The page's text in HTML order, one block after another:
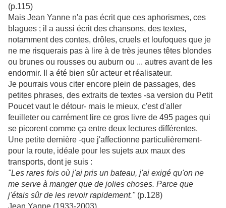
(p.115)
Mais Jean Yanne n'a pas écrit que ces aphorismes, ces
blagues ; il a aussi écrit des chansons, des textes,
notamment des contes, drôles, cruels et loufoques que je
ne me risquerais pas à lire à de très jeunes têtes blondes
ou brunes ou rousses ou auburn ou ... autres avant de les
endormir. Il a été bien sûr acteur et réalisateur.
Je pourrais vous citer encore plein de passages, des
petites phrases, des extraits de textes -sa version du Petit
Poucet vaut le détour- mais le mieux, c'est d'aller
feuilleter ou carrément lire ce gros livre de 495 pages qui
se picorent comme ça entre deux lectures différentes.
Une petite dernière -que j'affectionne particulièrement-
pour la route, idéale pour les sujets aux maux des
transports, dont je suis :
"Les rares fois où j'ai pris un bateau, j'ai exigé qu'on ne
me serve à manger que de jolies choses. Parce que
j'étais sûr de les revoir rapidement."(p.128)
Jean Yanne (1933-2003)